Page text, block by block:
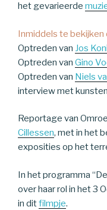
het gevarieerde
Inmiddels te bekijken
Optreden van Jos
Optreden van Gino
Optreden van Niels
interview met
Reportage van
Cillessen, met in het
exposities op het
In het programma
over haar rol in het 3
in ditfilmpje.